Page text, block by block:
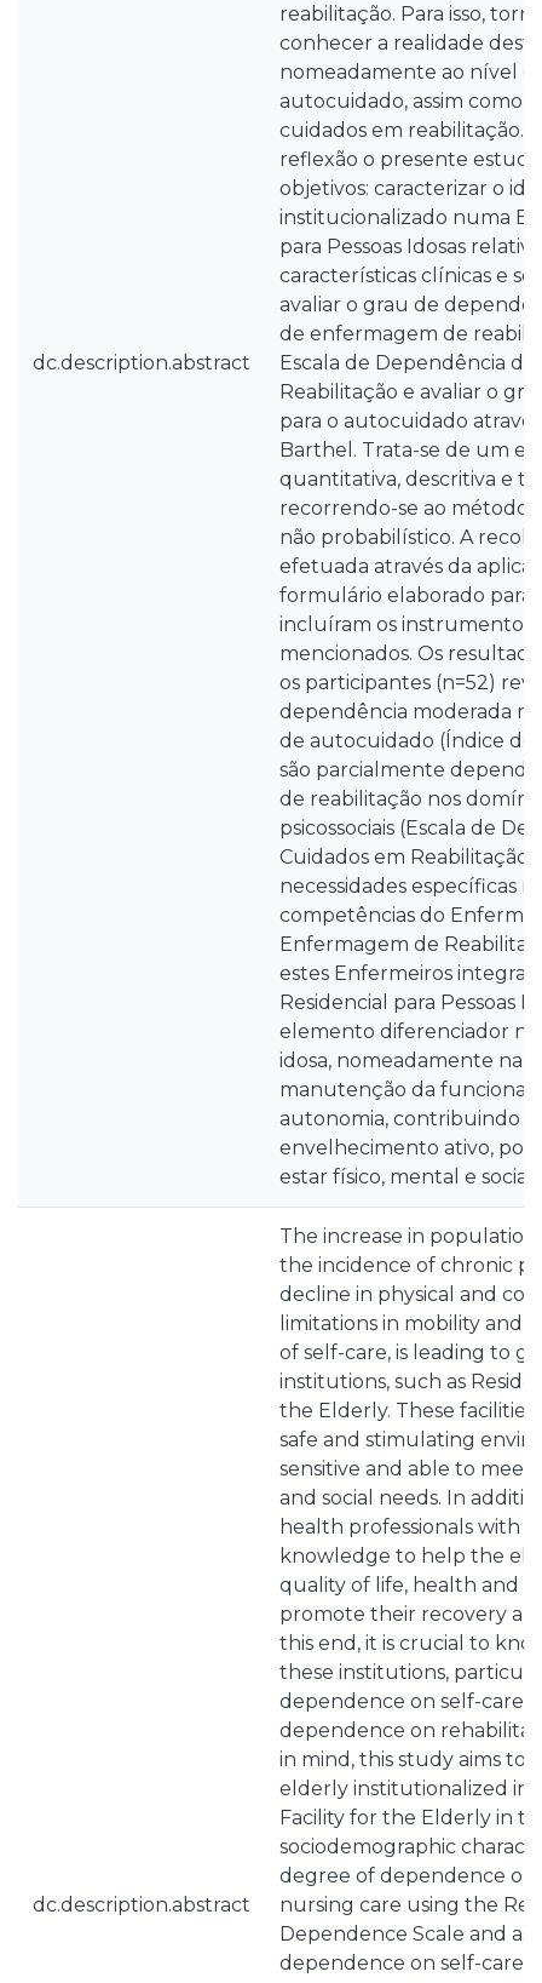
dc.description.abstract
reabilitação. Para isso,
conhecer a realidade
nomeadamente ao nível
autocuidado, assim como
cuidados em reabilitação.
reflexão o presente
objetivos: caracterizar o
institucionalizado numa
para Pessoas Idosas
características clínicas e
avaliar o grau de
de enfermagem de
Escala de Dependência de
Reabilitação e avaliar o
para o autocuidado
Barthel. Trata-se de um
quantitativa, descritiva e
recorrendo-se ao método
não probabilístico. A
efetuada através da
formulário elaborado para
incluíram os instrumentos
mencionados. Os
os participantes (n=52)
dependência moderada
de autocuidado (Índice de
são parcialmente
de reabilitação nos
psicossociais (Escala de
Cuidados em Reabilitação;
necessidades específicas
competências do
Enfermagem de
estes Enfermeiros
Residencial para Pessoas
elemento diferenciador no
idosa, nomeadamente na
manutenção da
autonomia, contribuindo
envelhecimento ativo,
estar físico, mental e social.
dc.description.abstract
The increase in
the incidence of chronic
decline in physical and
limitations in mobility and
of self-care, is leading to
institutions, such as
the Elderly. These
safe and stimulating
sensitive and able to meet
and social needs. In
health professionals with
knowledge to help the
quality of life, health and
promote their recovery
this end, it is crucial to
these institutions,
dependence on self-care,
dependence on
in mind, this study aims to:
elderly institutionalized in
Facility for the Elderly in
sociodemographic
degree of dependence
nursing care using the
Dependence Scale and
dependence on self-care